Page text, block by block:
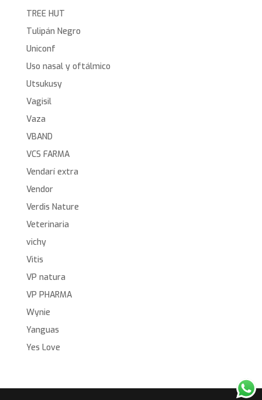
TREE HUT
Tulipán Negro
Uniconf
Uso nasal y oftálmico
Utsukusy
Vagisil
Vaza
VBAND
VCS FARMA
Vendarí extra
Vendor
Verdis Nature
Veterinaria
vichy
Vitis
VP natura
VP PHARMA
Wynie
Yanguas
Yes Love